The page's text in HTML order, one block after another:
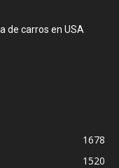
de carros en USA
1678
1520